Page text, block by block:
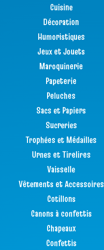
Cuisine
Décoration
Humoristiques
Jeux et Jouets
Maroquinerie
Papeterie
Peluches
Sacs et Papiers
Sucreries
Trophées et Médailles
Urnes et Tirelires
Vaisselle
Vêtements et Accessoires
Cotillons
Canons à confettis
Chapeaux
Confettis